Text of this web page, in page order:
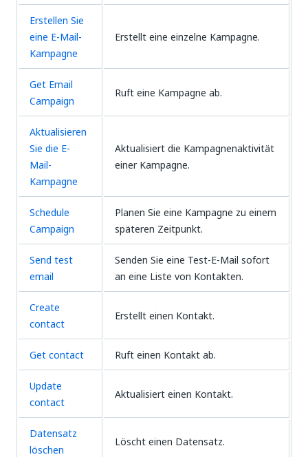
Erstellen Sie
eine E-Mail-
Kampagne
Erstellt eine einzelne Kampagne.
Get Email
Campaign
Ruft eine Kampagne ab.
Aktualisieren
Sie die E-
Mail-
Kampagne
Aktualisiert die Kampagnenaktivität
einer Kampagne.
Schedule
Campaign
Planen Sie eine Kampagne zu einem
späteren Zeitpunkt.
Send test
email
Senden Sie eine Test-E-Mail sofort
an eine Liste von Kontakten.
Create
contact
Erstellt einen Kontakt.
Get contact Ruft einen Kontakt ab.
Update
contact
Aktualisiert einen Kontakt.
Datensatz
löschen
Löscht einen Datensatz.